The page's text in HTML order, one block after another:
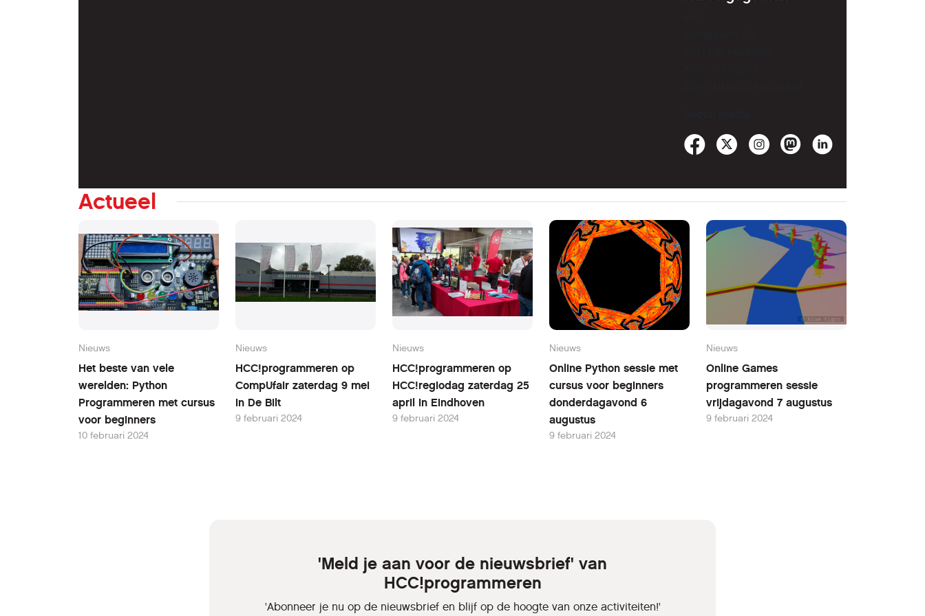
Actueel
Nieuws
Het beste van vele
werelden: Python
Programmeren met cursus
voor beginners
10 februari 2024
Nieuws
HCC!programmeren op
CompUfair zaterdag 9 mei
in De Bilt
9 februari 2024
Nieuws
HCC!programmeren op
HCC!regiodag zaterdag 25
april in Eindhoven
9 februari 2024
Nieuws
Online Python sessie met
cursus voor beginners
donderdagavond 6
augustus
9 februari 2024
Nieuws
Online Games
programmeren sessie
vrijdagavond 7 augustus
9 februari 2024
'Meld je aan voor de nieuwsbrief' van
HCC!programmeren
'Abonneer je nu op de nieuwsbrief en blijf op de hoogte van onze activiteiten!'